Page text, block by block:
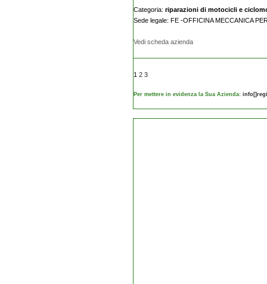
Categoria: riparazioni di motocicli e
Sede legale: FE -OFFICINA MECCANICA
Vedi scheda azienda
1 2 3
Per mettere in evidenza la Sua Azienda: